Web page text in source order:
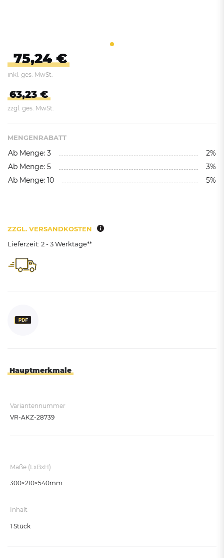
75,24 €
inkl. ges. MwSt.
63,23 €
zzgl. ges. MwSt.
MENGENRABATT
Ab Menge: 3
2%
Ab Menge: 5
3%
Ab Menge: 10
5%
ZZGL. VERSANDKOSTEN
Lieferzeit: 2 - 3 Werktage**
Hauptmerkmale
Variantennummer
VR-AKZ-28739
Maße (LxBxH)
300×210×540mm
Inhalt
1 Stück